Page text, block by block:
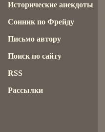
Исторические анекдоты
Сонник по Фрейду
Письмо автору
Поиск по сайту
RSS
Рассылки